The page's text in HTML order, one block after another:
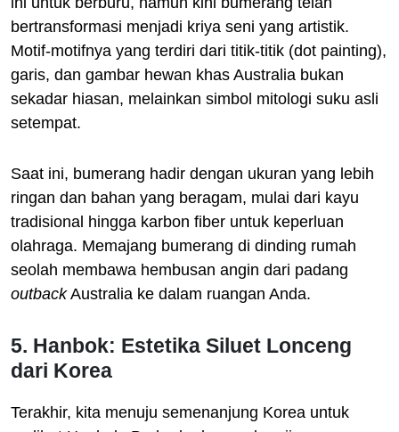
bertransformasi menjadi kriya seni yang artistik.
Motif-motifnya yang terdiri dari titik-titik (dot painting),
garis, dan gambar hewan khas Australia bukan
sekadar hiasan, melainkan simbol mitologi suku asli
setempat.
Saat ini, bumerang hadir dengan ukuran yang lebih
ringan dan bahan yang beragam, mulai dari kayu
tradisional hingga karbon fiber untuk keperluan
olahraga. Memajang bumerang di dinding rumah
seolah membawa hembusan angin dari padang
outbackAustralia ke dalam ruangan Anda.
5. Hanbok: Estetika Siluet Lonceng
dari Korea
Terakhir, kita menuju semenanjung Korea untuk